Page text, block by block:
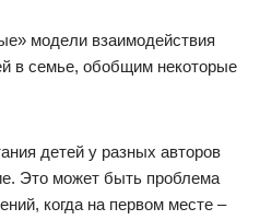
модели взаимодействия
в семье, обобщим некоторые
детей у разных авторов
Это может быть проблема
когда на первом месте –